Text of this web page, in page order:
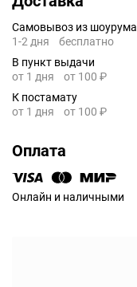
Самовывоз из шоурума
1-2 дня
бесплатно
В пункт выдачи
от 1 дня
от 100 ₽
К постамату
от 1 дня
от 100 ₽
Оплата
Онлайн и наличными